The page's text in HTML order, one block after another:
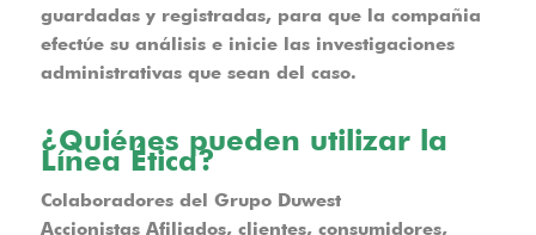
guardadas y registradas, para que la compañia
efectúe su análisis e inicie las investigaciones
administrativas que sean del caso.
¿Quiénes pueden utilizar la
Línea Ética?
Colaboradores del Grupo Duwest
Accionistas Afiliados, clientes, consumidores,